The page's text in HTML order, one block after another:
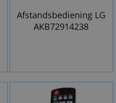
Afstandsbediening LG
AKB72914238